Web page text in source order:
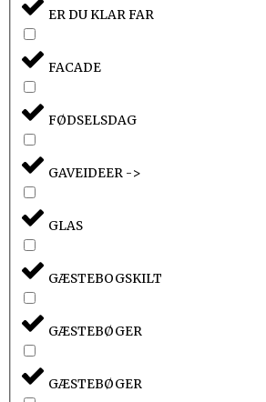
ER DU KLAR FAR
FACADE
FØDSELSDAG
GAVEIDEER ->
GLAS
GÆSTEBOGSKILT
GÆSTEBØGER
GÆSTEBØGER